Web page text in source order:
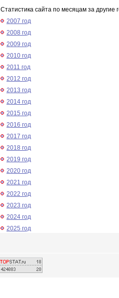
Статистика сайта по месяцам за другие
2007 год
2008 год
2009 год
2010 год
2011 год
2012 год
2013 год
2014 год
2015 год
2016 год
2017 год
2018 год
2019 год
2020 год
2021 год
2022 год
2023 год
2024 год
2025 год